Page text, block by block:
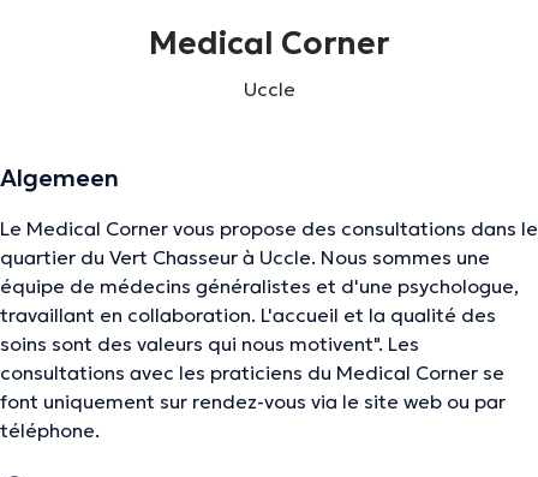
Medical Corner
Uccle
Algemeen
Le Medical Corner vous propose des consultations dans le
quartier du Vert Chasseur à Uccle. Nous sommes une
équipe de médecins généralistes et d'une psychologue,
travaillant en collaboration. L'accueil et la qualité des
soins sont des valeurs qui nous motivent". Les
consultations avec les praticiens du Medical Corner se
font uniquement sur rendez-vous via le site web ou par
téléphone.